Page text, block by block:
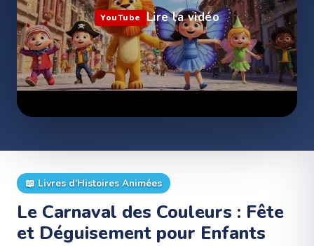
YouTube Lire la vidéo
📖 Livres d'Histoires Animées
Le Carnaval des Couleurs : Fête
et Déguisement pour Enfants